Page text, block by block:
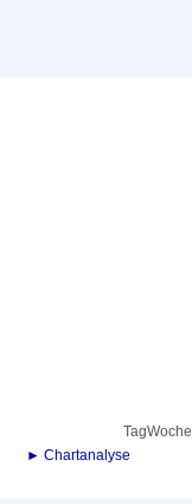
TagWoche
► Chartanalyse